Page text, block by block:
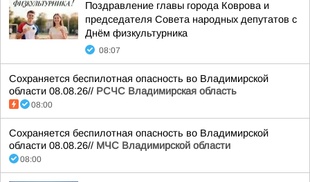
Поздравление главы города Коврова и
председателя Совета народных депутатов с
Днём физкультурника
08:07
Сохраняется беспилотная опасность во Владимирской
области 08.08.26// РСЧС Владимирская область
08:00
Сохраняется беспилотная опасность во Владимирской
области 08.08.26// МЧС Владимирской области
08:00